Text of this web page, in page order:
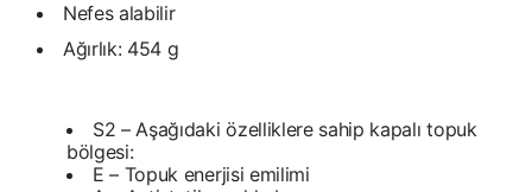
Nefes alabilir
Ağırlık: 454 g
S2 – Aşağıdaki özelliklere sahip kapalı topuk
bölgesi:
E – Topuk enerjisi emilimi